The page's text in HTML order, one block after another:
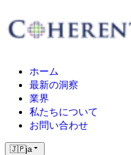
ホーム
最新の洞察
業界
私たちについて
お問い合わせ
🇯🇵ja